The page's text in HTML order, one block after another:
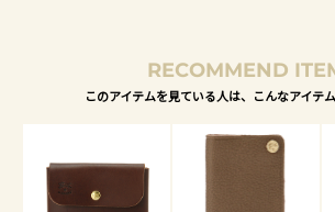
RECOMMEND
このアイテムを見ている人は、こんなアイテ